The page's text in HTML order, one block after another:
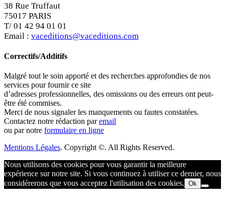
38 Rue Truffaut
75017 PARIS
T/ 01 42 94 01 01
Email : vaceditions@vaceditions.com
Correctifs/Additifs
Malgré tout le soin apporté et des recherches approfondies de nos
services pour fournir ce site
d’adresses professionnelles, des omissions ou des erreurs ont peut-
être été commises.
Merci de nous signaler les manquements ou fautes constatées.
Contactez notre rédaction paremail
ou par notre formulaire en ligne
Mentions Légales. Copyright ©. All Rights Reserved.
Nous utilisons des cookies pour vous garantir la meilleure
expérience sur notre site. Si vous continuez à utiliser ce dernier, nous
considérerons que vous acceptez l'utilisation des cookies. Ok